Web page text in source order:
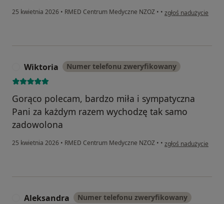
25 kwietnia 2026 • RMED Centrum Medyczne NZOZ • • w opinii użytkownika
zgłoś nadużycie
Wiktoria Numer telefonu zweryfikowany
Gorąco polecam, bardzo miła i sympatyczna
Pani za każdym razem wychodzę tak samo
zadowolona
25 kwietnia 2026 • RMED Centrum Medyczne NZOZ • • w opinii użytkownika
zgłoś nadużycie
Aleksandra Numer telefonu zweryfikowany